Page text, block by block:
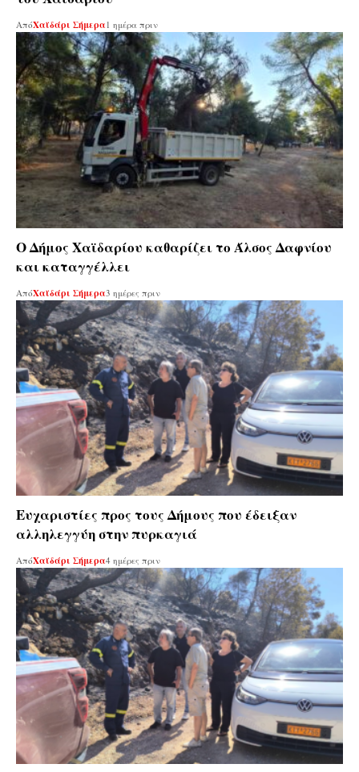
ΑπόΧαϊδάρι Σήμερα 1 ημέρα πριν
Ο Δήμος Χαϊδαρίου καθαρίζει το Άλσος Δαφνίου
και καταγγέλλει
ΑπόΧαϊδάρι Σήμερα3 ημέρες πριν
Ευχαριστίες προς τους Δήμους που έδειξαν
αλληλεγγύη στην πυρκαγιά
ΑπόΧαϊδάρι Σήμερα4 ημέρες πριν